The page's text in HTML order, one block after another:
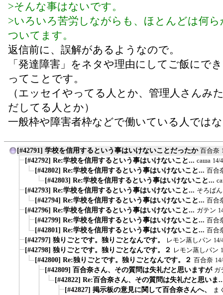
>そんな事はないです。
>いろいろ苦労しながらも、ほとんどは何
ついてます。
返信前に、誤解があるようなので。
「発達障害」をネタや理由にしてご飯にで
ってことです。
（エッセイやってる人とか、管理人さんみ
だしてる人とか）
一般枠や障害者枠などで働いている人では
[#42791] 学校を信用するという事はいけないことだったか 百合奈
[#42792] Re:学校を信用するという事はいけないこと... саша 14/
[#42802] Re:学校を信用するという事はいけないこと... 百合
[#42803] Re:学校を信用するという事はいけないこと...
[#42793] Re:学校を信用するという事はいけないこと... そろばん
[#42794] Re:学校を信用するという事はいけないこと... 百合
[#42796] Re:学校を信用するという事はいけないこと... ガテン
[#42799] Re:学校を信用するという事はいけないこと... 百合
[#42801] Re:学校を信用するという事はいけないこと... 百合
[#42797] 独りごとです。独りごとなんです。 レモン蒸しパン 14/
[#42798] 独りごとです。独りごとなんです。２ レモン蒸しパン
[#42800] Re:独りごとです。独りごとなんです。２ 百合奈
[#42809] 百合奈さん、その質問は失礼だと思いますが ガ
[#42822] Re:百合奈さん、その質問は失礼だと思いま
[#42827] 掲示板の意見に関して百合奈さんへ、
ま